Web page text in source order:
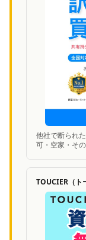
他社で断られ
可・空家・そ
TOUCIER（ト